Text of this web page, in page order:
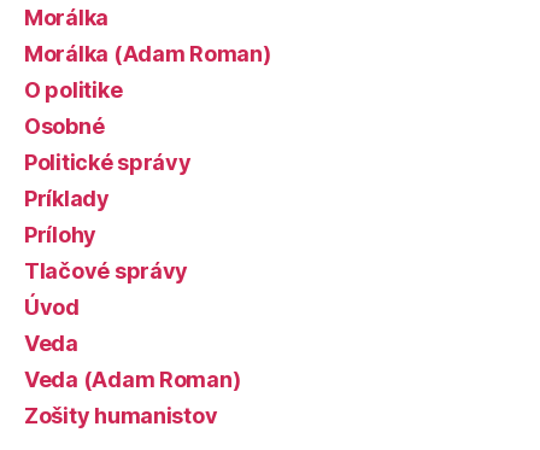
Morálka
Morálka (Adam Roman)
O politike
Osobné
Politické správy
Príklady
Prílohy
Tlačové správy
Úvod
Veda
Veda (Adam Roman)
Zošity humanistov